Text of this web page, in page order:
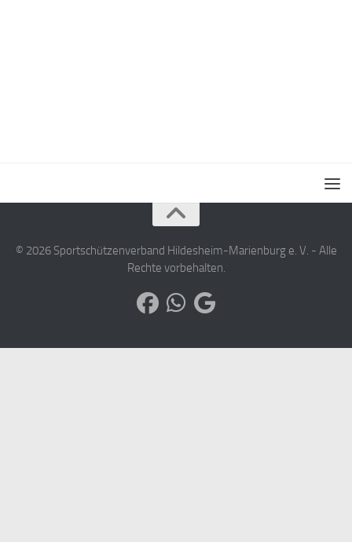
© 2026 Sportschützenverband Hildesheim-Marienburg e. V. - Alle
Rechte vorbehalten.